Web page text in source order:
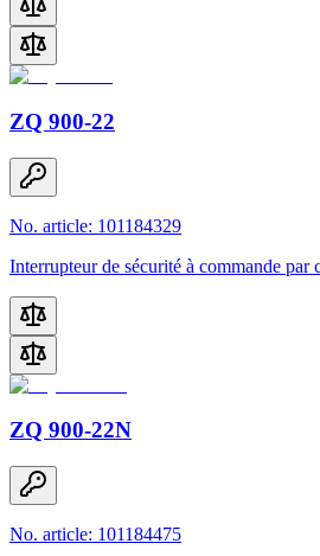
ZQ 900-22
No. article: 101184329
Interrupteur de sécurité à commande par
ZQ 900-22N
No. article: 101184475